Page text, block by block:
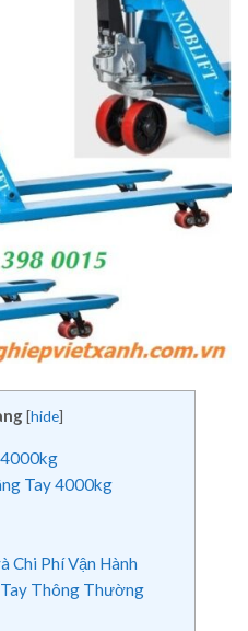
[hide]
Tay 4000kg
Chi Phí Vận Hành
Tay Thông Thường